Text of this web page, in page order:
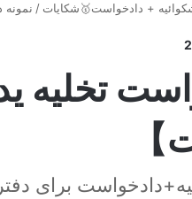
+ دادخواست🥇شکایات / نمونه
تخلیه
】
برای